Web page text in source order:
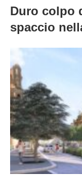
Duro colpo
spaccio